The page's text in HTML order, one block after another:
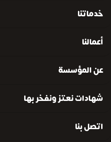
خدماتنا
أعمالنا
عن المؤسسة
شهادات نعتز ونفخر بها
اتصل بنا